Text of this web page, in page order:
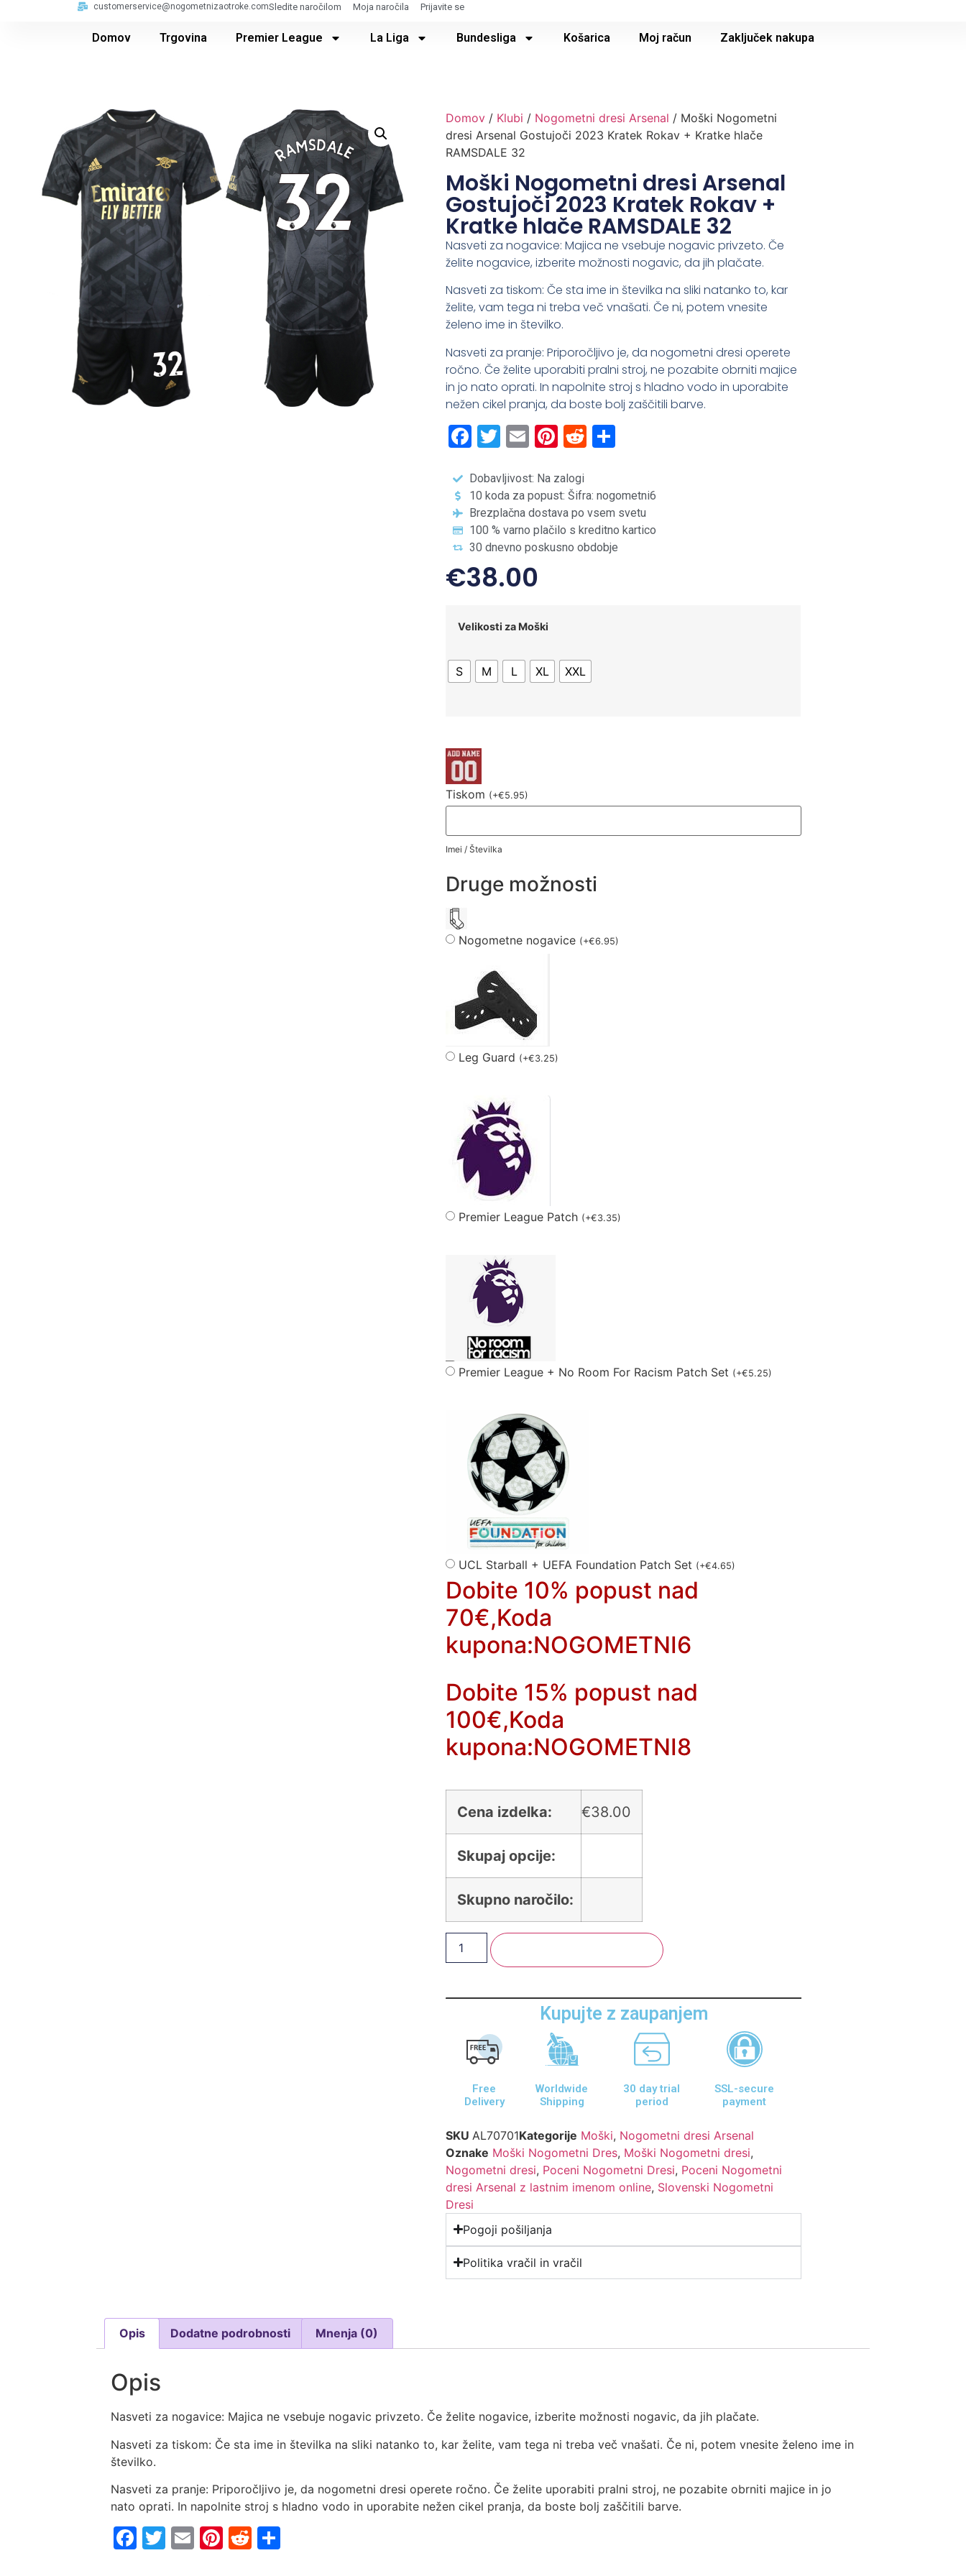
customerservice@nogometnizaotroke.comSledite naročilom Moja naročila Prijavite se
Domov Trgovina Premier League La Liga Bundesliga Košarica Moj račun Zaključek nakupa
Domov / Klubi / Nogometni dresi Arsenal / Moški Nogometni
dresi Arsenal Gostujoči 2023 Kratek Rokav + Kratke hlače
RAMSDALE 32
Moški Nogometni dresi Arsenal
Gostujoči 2023 Kratek Rokav +
Kratke hlače RAMSDALE 32
Nasveti za nogavice: Majica ne vsebuje nogavic privzeto. Če
želite nogavice, izberite možnosti nogavic, da jih plačate.
Nasveti za tiskom: Če sta ime in številka na sliki natanko to, kar
želite, vam tega ni treba več vnašati. Če ni, potem vnesite
želeno ime in številko.
Nasveti za pranje: Priporočljivo je, da nogometni dresi operete
ročno. Če želite uporabiti pralni stroj, ne pozabite obrniti majice
in jo nato oprati. In napolnite stroj s hladno vodo in uporabite
nežen cikel pranja, da boste bolj zaščitili barve.
Facebook
Twitter
EmailPinterest
Reddit
Dobavljivost: Na zalogi
10 koda za popust: Šifra: nogometni6
Brezplačna dostava po vsem svetu
100 % varno plačilo s kreditno kartico
30 dnevno poskusno obdobje
€38.00
Velikosti za Moški
S M L XL XXL
Tiskom (+€5.95)
Imei / Številka
Druge možnosti
Nogometne nogavice (+€6.95)
Leg Guard (+€3.25)
Premier League Patch (+€3.35)
Premier League + No Room For Racism Patch Set (+€5.25)
UCL Starball + UEFA Foundation Patch Set (+€4.65)
Dobite 10% popust nad
70€,Koda
kupona:NOGOMETNI6
Dobite 15% popust nad
100€,Koda
kupona:NOGOMETNI8
Cena izdelka: €38.00
Skupaj opcije:
Skupno naročilo:
Kupujte z zaupanjem
Free
Delivery
Worldwide
Shipping
30 day trial
period
SSL-secure
payment
SKU AL70701Kategorije Moški, Nogometni dresi Arsenal
Oznake Moški Nogometni Dres, Moški Nogometni dresi,
Nogometni dresi, Poceni Nogometni Dresi, Poceni Nogometni
dresi Arsenal z lastnim imenom online, Slovenski Nogometni
Dresi
Pogoji pošiljanja
Politika vračil in vračil
Opis Dodatne podrobnosti Mnenja (0)
Opis
Nasveti za nogavice: Majica ne vsebuje nogavic privzeto. Če želite nogavice, izberite možnosti nogavic, da jih plačate.
Nasveti za tiskom: Če sta ime in številka na sliki natanko to, kar želite, vam tega ni treba več vnašati. Če ni, potem vnesite želeno ime in
številko.
Nasveti za pranje: Priporočljivo je, da nogometni dresi operete ročno. Če želite uporabiti pralni stroj, ne pozabite obrniti majice in jo
nato oprati. In napolnite stroj s hladno vodo in uporabite nežen cikel pranja, da boste bolj zaščitili barve.
Facebook
Twitter
EmailPinterest
Reddit